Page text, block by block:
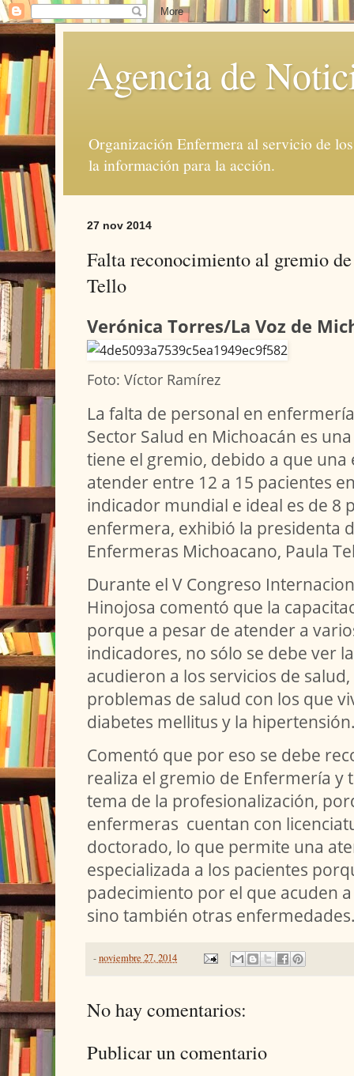
Agencia de
Organización Enfermera al servicio de
la información para la acción.
27 nov 2014
Falta reconocimiento al gremio
Tello
Verónica Torres/La Voz de
Foto: Víctor Ramírez
La falta de personal en
Sector Salud en Michoacán es
tiene el gremio, debido a que
atender entre 12 a 15 pacientes
indicador mundial e ideal es de 8
enfermera, exhibió la presidenta
Enfermeras Michoacano, Paula
Durante el V Congreso
Hinojosa comentó que la
porque a pesar de atender a
indicadores, no sólo se debe ver
acudieron a los servicios de
problemas de salud con los que
diabetes mellitus y la
Comentó que por eso se debe
realiza el gremio de Enfermería y
tema de la profesionalización,
enfermeras cuentan con
doctorado, lo que permite una
especializada a los pacientes
padecimiento por el que acuden
sino también otras
-noviembre 27, 2014
No hay comentarios:
Publicar un comentario